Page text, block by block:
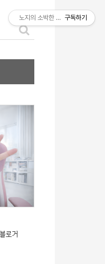
로거
노지의 소박한 이야기구독하기